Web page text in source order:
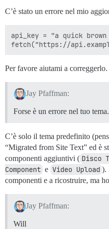
C’è stato un errore nel mio
api_key = "a quick
Per favore aiutami a correggerlo.
Jay Pfaffman:
Forse è un errore nel tuo tema.
C’è solo il tema predefinito
“Migrated from Site Text” ed è
componenti aggiuntivi ( Disco
Component e Video Upload ).
componenti e a ricostruire, ma
Jay Pfaffman:
Will